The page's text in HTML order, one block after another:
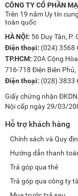
CÔNG TY CỔ PHẦN
Trên 19 năm Uy tín
toàn quốc
HÀ NỘI: 56 Duy Tân, P.
Điện thoại: (024) 3568
TP.HCM: 20A Cộng
716-718 Điện Biên Phủ,
Điện thoại: (028) 3833
Giấy chứng nhận
Nội cấp ngày 29/03/
Hỗ trợ khách hàng
Chính sách và Quy
Hướng dẫn thanh
Trả góp qua thẻ
Trả góp qua công ty